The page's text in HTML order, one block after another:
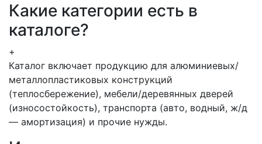
Какие категории есть в
каталоге?
+
Каталог включает продукцию для алюминиевых/
металлопластиковых конструкций
(теплосбережение), мебели/деревянных дверей
(износостойкость), транспорта (авто, водный, ж/д
— амортизация) и прочие нужды.